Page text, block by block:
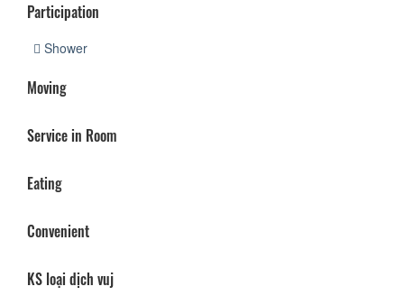
Participation
Shower
Moving
Service in Room
Eating
Convenient
KS loại dịch vuj